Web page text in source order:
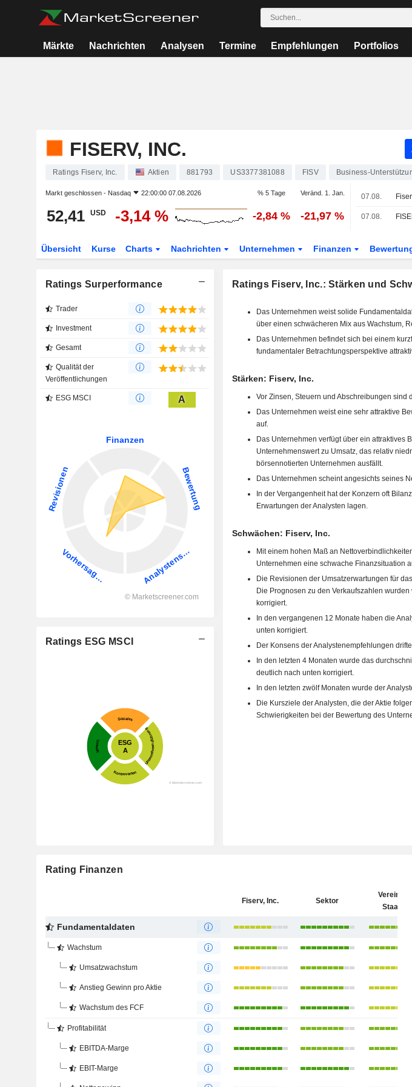
Märkte Nachrichten Analysen Termine Empfehlungen Portfolios
FISERV, INC.
Ratings Fiserv, Inc. Aktien 881793 US3377381088 FISV Business-
Markt geschlossen - Nasdaq 22:00:00 07.08.2026 % 5 Tage Veränd. 1. Jan.
52,41 USD -3,14 % -2,84 % -21,97 %
07.08.
07.08.
Übersicht Kurse Charts Nachrichten Unternehmen Finanzen
Ratings Surperformance
Trader
Investment
Gesamt
Qualität der
Veröffentlichungen
ESG MSCI A
Ratings ESG MSCI
Ratings Fiserv, Inc.: Stärken und
Das Unternehmen weist solide
über einen schwächeren Mix aus Wachstum,
Das Unternehmen befindet sich bei einem
fundamentaler Betrachtungsperspektive
Stärken: Fiserv, Inc.
Vor Zinsen, Steuern und Abschreibungen
Das Unternehmen weist eine sehr attraktive
auf.
Das Unternehmen verfügt über ein attraktives
Unternehmenswert zu Umsatz, das relativ
börsennotierten Unternehmen ausfällt.
Das Unternehmen scheint angesichts seines
In der Vergangenheit hat der Konzern oft
Erwartungen der Analysten lagen.
Schwächen: Fiserv, Inc.
Mit einem hohen Maß an
Unternehmen eine schwache Finanzsituation
Die Revisionen der Umsatzerwartungen für
Die Prognosen zu den Verkaufszahlen
korrigiert.
In den vergangenen 12 Monate haben die
unten korrigiert.
Der Konsens der Analystenempfehlungen
In den letzten 4 Monaten wurde das
deutlich nach unten korrigiert.
In den letzten zwölf Monaten wurde der
Die Kursziele der Analysten, die der Aktie
Schwierigkeiten bei der Bewertung des
Rating Finanzen
Fiserv, Inc. Sektor
Vereinigte
Staaten
Fundamentaldaten
Wachstum
Umsatzwachstum
Anstieg Gewinn pro Aktie
Wachstum des FCF
Profitabilität
EBITDA-Marge
EBIT-Marge